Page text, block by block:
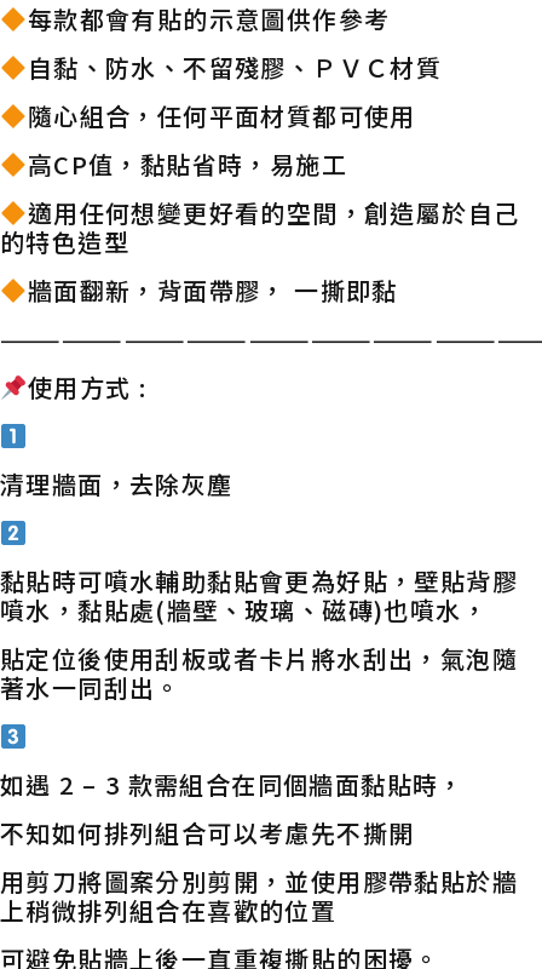
每款都會有貼的示意圖供作參考
自黏、防水、不留殘膠、ＰＶＣ材質
隨心組合，任何平面材質都可使用
高CP值，黏貼省時，易施工
適用任何想變更好看的空間，創造屬於自己
的特色造型
牆面翻新，背面帶膠， 一撕即黏
使用方式 :
清理牆面，去除灰塵
黏貼時可噴水輔助黏貼會更為好貼，壁貼背膠
噴水，黏貼處(牆壁、玻璃、磁磚)也噴水，
貼定位後使用刮板或者卡片將水刮出，氣泡隨
著水一同刮出。
如遇 2 – 3 款需組合在同個牆面黏貼時，
不知如何排列組合可以考慮先不撕開
用剪刀將圖案分別剪開，並使用膠帶黏貼於牆
上稍微排列組合在喜歡的位置
可避免貼牆上後一直重複撕貼的困擾。